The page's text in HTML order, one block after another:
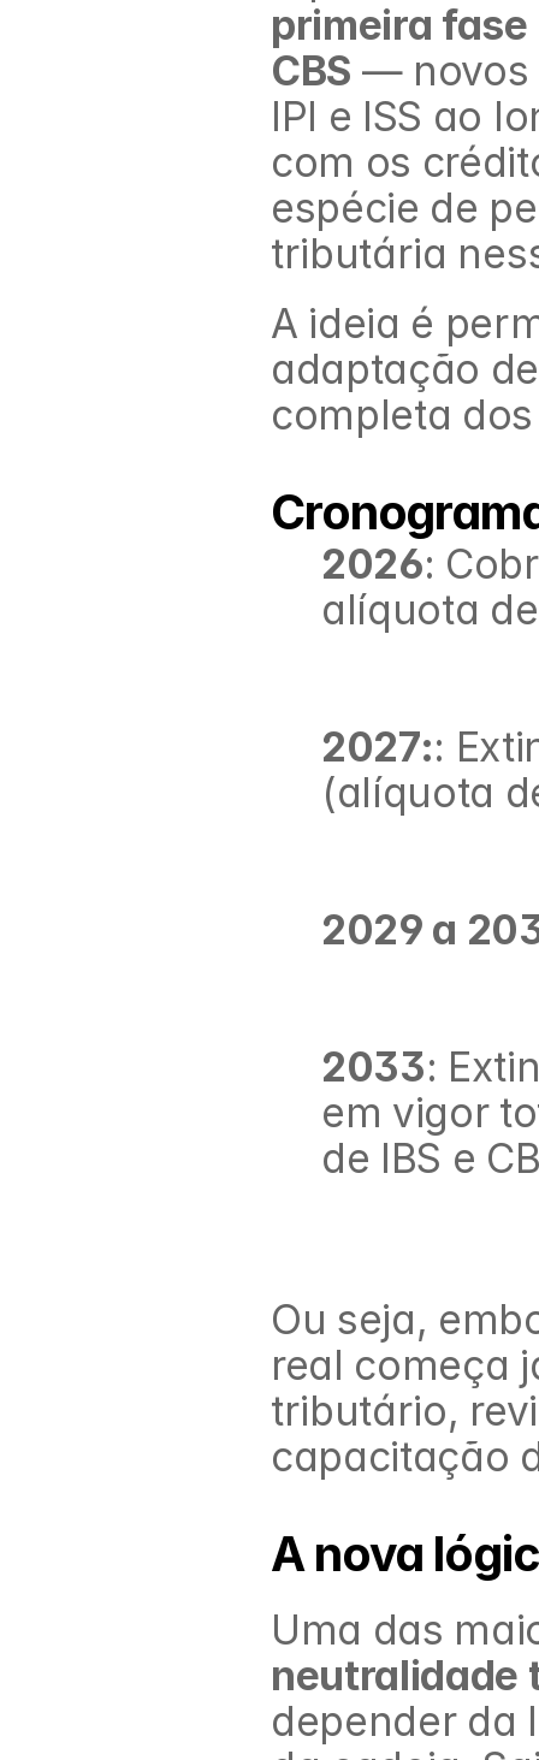
primeira
CBS — novos
IPI e ISS ao
com os
espécie de
tributária
A ideia é
adaptação
completa
2026:
alíquota
2027::
(alíquota
2029 a
2033:
em vigor
de IBS e
Ou seja,
real começa
tributário,
capacitação
A nova
neutralidade
depender da